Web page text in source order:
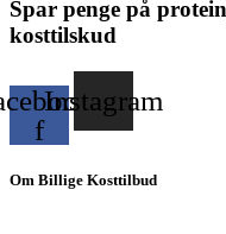
Spar penge på
kosttilskud
f
Instagram
Om Billige Kosttilbud